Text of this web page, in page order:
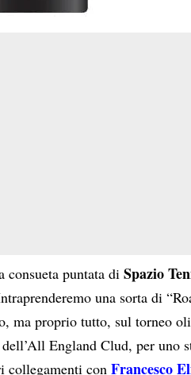
consueta puntata diSpazio
una sorta di
ma proprio tutto, sul torneo
England Clud, per uno
collegamenti conFrancesco